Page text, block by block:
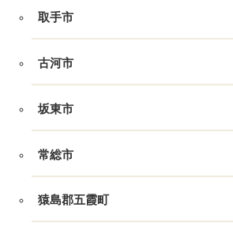
取手市
古河市
坂東市
常総市
猿島郡五霞町